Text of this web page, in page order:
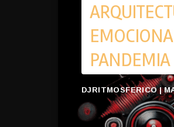
PANDEMIA
DJRITMOSFERICO |